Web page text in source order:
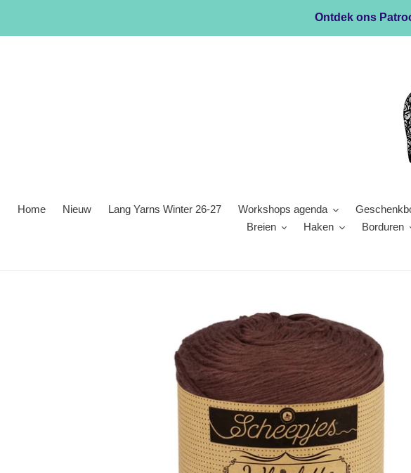
de
Ontdek ons
Home Nieuw Lang Yarns Winter 26-27 Workshops agenda
Breien
Haken Borduren